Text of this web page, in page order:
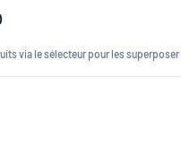
via le sélecteur pour les superposer